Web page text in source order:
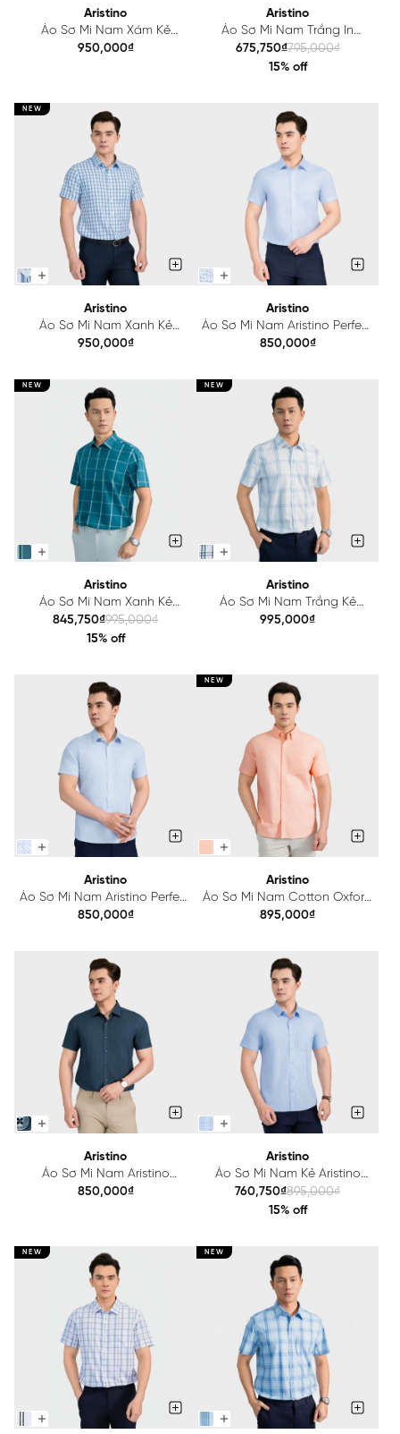
Aristino
Áo Sơ Mi Nam Xám Kẻ
Aristino Regular Fit
950,000₫
Aristino
Áo Sơ Mi Nam Trắng In
Aristino Perfect Fit ASS165AS4
675,750₫795,000₫
15% off
NEW
Aristino
Áo Sơ Mi Nam Xanh Kẻ
Aristino Perfect fit ASS108AS2
950,000₫
Aristino
Áo Sơ Mi Nam Aristino Perfect
fit in họa tiết ASS033AS3
850,000₫
NEW
Aristino
Áo Sơ Mi Nam Xanh Kẻ
Aristino Regular Fit
ASS132AS3
845,750₫995,000₫
15% off
NEW
Aristino
Áo Sơ Mi Nam Trắng Kẻ
Aristino Slim Fit ASS134AS2
995,000₫
Aristino
Áo Sơ Mi Nam Aristino Perfect
fit in họa tiết ASS032AS3
850,000₫
NEW
Aristino
Áo Sơ Mi Nam Cotton Oxford
Cam Aristino Brezza
895,000₫
Aristino
Áo Sơ Mi Nam Aristino
Regular Fit ASS020AS3
850,000₫
Aristino
Áo Sơ Mi Nam Kẻ Aristino
Perfect fit ASS026AS3
760,750₫895,000₫
15% off
NEW NEW